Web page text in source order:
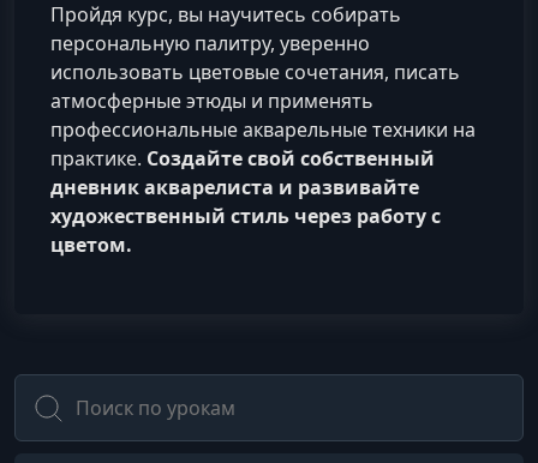
Пройдя курс, вы научитесь собирать
персональную палитру, уверенно
использовать цветовые сочетания, писать
атмосферные этюды и применять
профессиональные акварельные техники на
практике. Создайте свой собственный
дневник акварелиста и развивайте
художественный стиль через работу с
цветом.
Поиск